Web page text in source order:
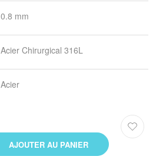
0.8 mm
Acier Chirurgical 316L
Acier
AJOUTER AU PANIER